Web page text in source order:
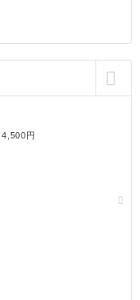
4,500円